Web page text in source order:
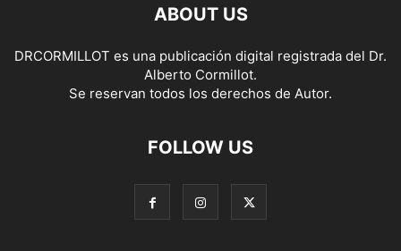
ABOUT US
DRCORMILLOT es una publicación digital registrada del Dr.
Alberto Cormillot.
Se reservan todos los derechos de Autor.
FOLLOW US